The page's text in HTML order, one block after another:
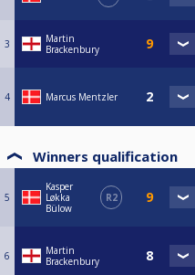
Poolregler-
https://wpapool.com/rules/
3
Martin
Brackenbury
4 Marcus Mentzler
Winners qualification
5
Kasper
Løkka
Bülow
R2
6
Martin
Brackenbury